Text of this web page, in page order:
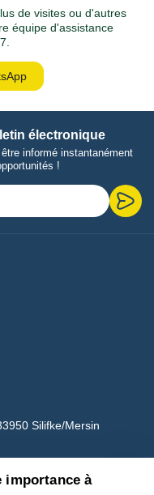
de visites ou d'autres
équipe d'assistance
électronique
informé instantanément
!
Silifke/Mersin
importance à